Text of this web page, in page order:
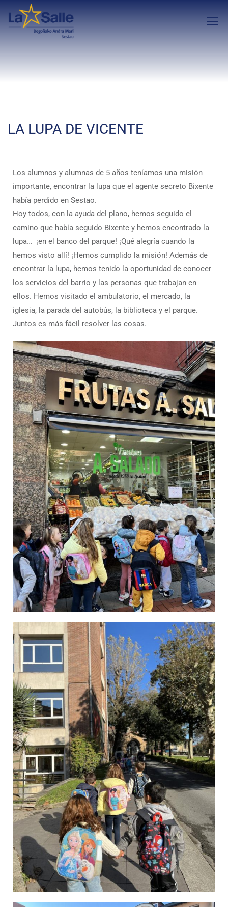
LA LUPA DE VICENTE
Los alumnos y alumnas de 5 años teníamos una misión
importante, encontrar la lupa que el agente secreto Bixente
había perdido en Sestao.
Hoy todos, con la ayuda del plano, hemos seguido el
camino que había seguido Bixente y hemos encontrado la
lupa… ¡en el banco del parque! ¡Qué alegría cuando la
hemos visto allí! ¡Hemos cumplido la misión! Además de
encontrar la lupa, hemos tenido la oportunidad de conocer
los servicios del barrio y las personas que trabajan en
ellos. Hemos visitado el ambulatorio, el mercado, la
iglesia, la parada del autobús, la biblioteca y el parque.
Juntos es más fácil resolver las cosas.